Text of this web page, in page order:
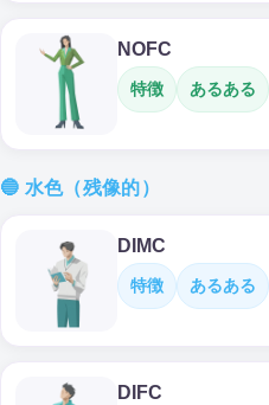
NOFC
特徴 あるある
🔵 水色（残像的）
DIMC
特徴 あるある
DIFC